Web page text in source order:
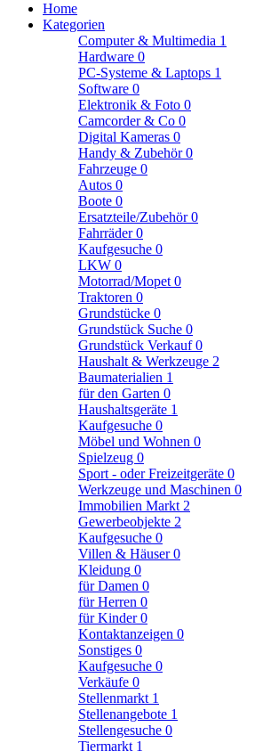
Home
Kategorien
Computer & Multimedia 1
Hardware 0
PC-Systeme & Laptops 1
Software 0
Elektronik & Foto 0
Camcorder & Co 0
Digital Kameras 0
Handy & Zubehör0
Fahrzeuge 0
Autos 0
Boote 0
Ersatzteile/Zubehör0
Fahrräder0
Kaufgesuche 0
LKW 0
Motorrad/Mopet 0
Traktoren 0
Grundstücke 0
Grundstück Suche 0
Grundstück Verkauf0
Haushalt & Werkzeuge 2
Baumaterialien 1
für den Garten 0
Haushaltsgeräte 1
Kaufgesuche 0
Möbel und Wohnen 0
Spielzeug 0
Sport - oder Freizeitgeräte 0
Werkzeuge und Maschinen 0
Immobilien Markt 2
Gewerbeobjekte 2
Kaufgesuche 0
Villen & Häuser0
Kleidung 0
für Damen 0
für Herren 0
für Kinder0
Kontaktanzeigen 0
Sonstiges 0
Kaufgesuche 0
Verkäufe 0
Stellenmarkt 1
Stellenangebote 1
Stellengesuche 0
Tiermarkt 1